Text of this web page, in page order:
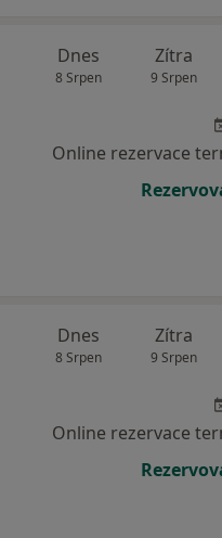
Dnes
8 Srpen
Zítra
9 Srpen
Online rezervace
Dnes
8 Srpen
Zítra
9 Srpen
Online rezervace